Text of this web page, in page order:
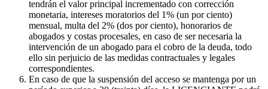
tendrán el valor principal incrementado con corrección
monetaria, intereses moratorios del 1% (un por ciento)
mensual, multa del 2% (dos por ciento), honorarios de
abogados y costas procesales, en caso de ser necesaria la
intervención de un abogado para el cobro de la deuda, todo
ello sin perjuicio de las medidas contractuales y legales
correspondientes.
En caso de que la suspensión del acceso se mantenga por un